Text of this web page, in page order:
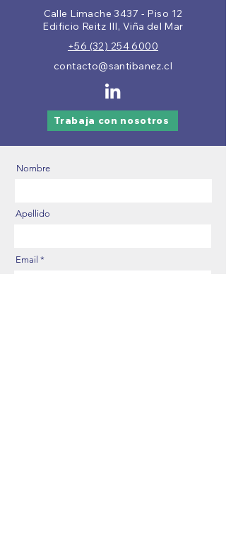
Calle Limache 3437 - Piso 12
Edificio Reitz III, Viña del Mar
+56 (32) 254 6000
contacto@santibanez.cl
Trabaja con nosotros
Nombre
Apellido
Email